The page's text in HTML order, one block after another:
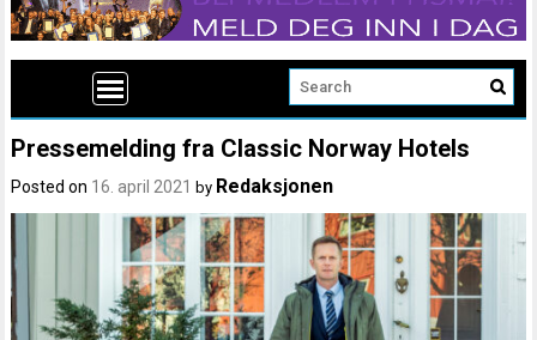
Pressemelding fra Classic Norway Hotels
Posted on 16. april 2021 by Redaksjonen